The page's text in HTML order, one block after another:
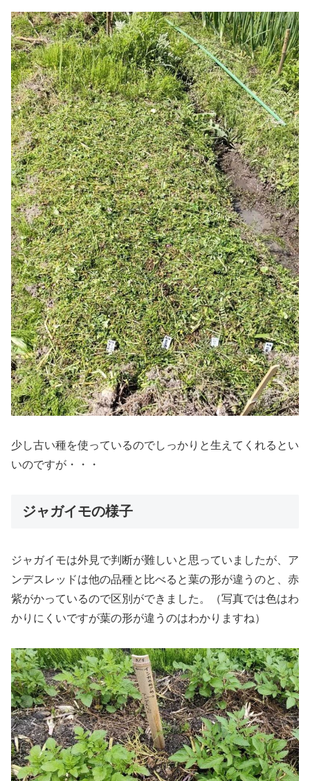
少し古い種を使っているのでしっかりと生えてくれるとい
いのですが・・・
ジャガイモの様子
ジャガイモは外見で判断が難しいと思っていましたが、ア
ンデスレッドは他の品種と比べると葉の形が違うのと、赤
紫がかっているので区別ができました。（写真では色はわ
かりにくいですが葉の形が違うのはわかりますね）